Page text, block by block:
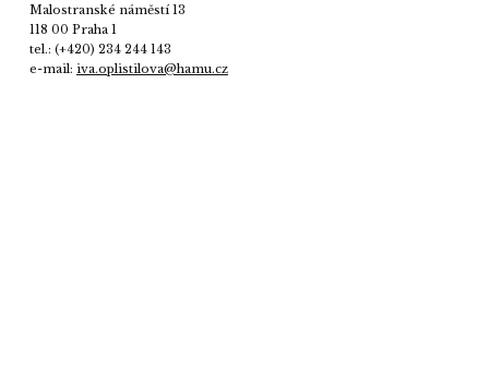
Malostranské náměstí 13
118 00 Praha 1
tel.: (+420) 234 244 143
e-mail: iva.oplistilova@hamu.cz